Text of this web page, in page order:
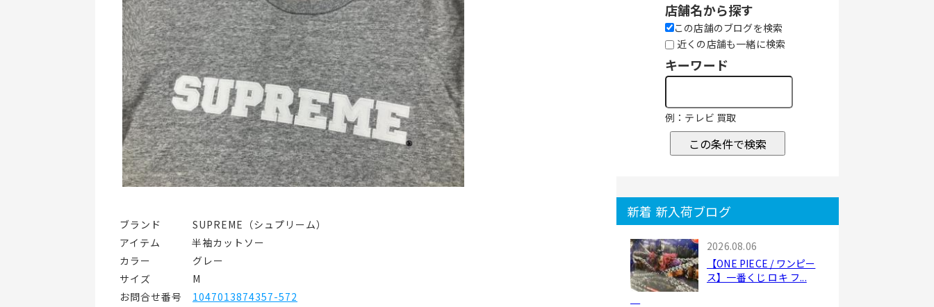
ブランド   SUPREME（シュプリーム）
アイテム   半袖カットソー
カラー    グレー
サイズ    M
お問合せ番号 1047013874357-572
店舗名から探す
この店舗のブログを検索
近くの店舗も一緒に検索
キーワード
例：テレビ 買取
この条件で検索
新着 新入荷ブログ
2026.08.06
【ONE PIECE / ワンピー
ス】一番くじ ロキ フ...